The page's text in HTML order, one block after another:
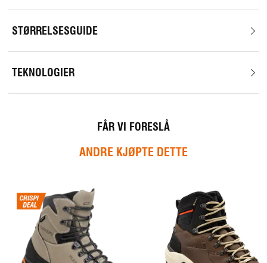
STØRRELSESGUIDE
TEKNOLOGIER
FÅR VI FORESLÅ
ANDRE KJØPTE DETTE